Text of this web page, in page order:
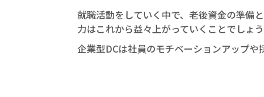
就職活動をしていく中で、老後資金の準備
力はこれから益々上がっていくことでしょう
企業型DCは社員のモチベーションアップや